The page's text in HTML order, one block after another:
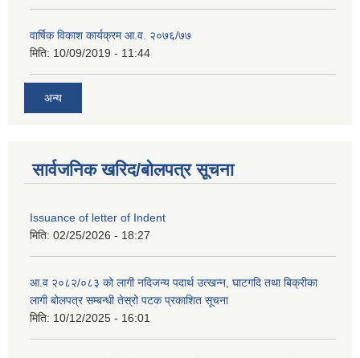
वार्षिक विकाश कार्यक्रम आ.व. २०७६/७७
मिति: 10/09/2019 - 11:44
अन्य
सार्वजनिक खरिद/बोलपत्र सूचना
Issuance of letter of Indent
मिति: 02/25/2026 - 18:27
आ.व २०८२/०८३ को लागी नदिजन्य पदार्थ उत्खन्न, घाटगदि तथा बिक्रीका
लागी बोलपत्र सम्बन्धी तेस्रो पटक प्रकाशित सूचना
मिति: 10/12/2025 - 16:01